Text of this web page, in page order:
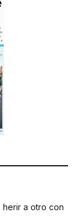
herir a otro con